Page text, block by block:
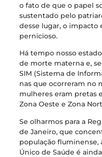
o fato de que o papel
sustentado pelo
desse lugar, o impacto
pernicioso.
Há tempo nosso
de morte materna e,
SIM (Sistema de
nas que ocorreram no
mulheres eram pretas
Zona Oeste e Zona
Se olharmos para a
de Janeiro, que
população fluminense,
Único de Saúde é